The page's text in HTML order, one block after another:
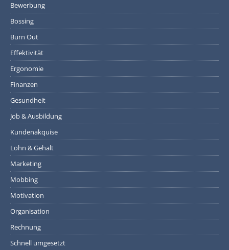
Bewerbung
Bossing
Burn Out
Effektivität
Ergonomie
Finanzen
Gesundheit
Job & Ausbildung
Kundenakquise
Lohn & Gehalt
Marketing
Mobbing
Motivation
Organisation
Rechnung
Schnell umgesetzt